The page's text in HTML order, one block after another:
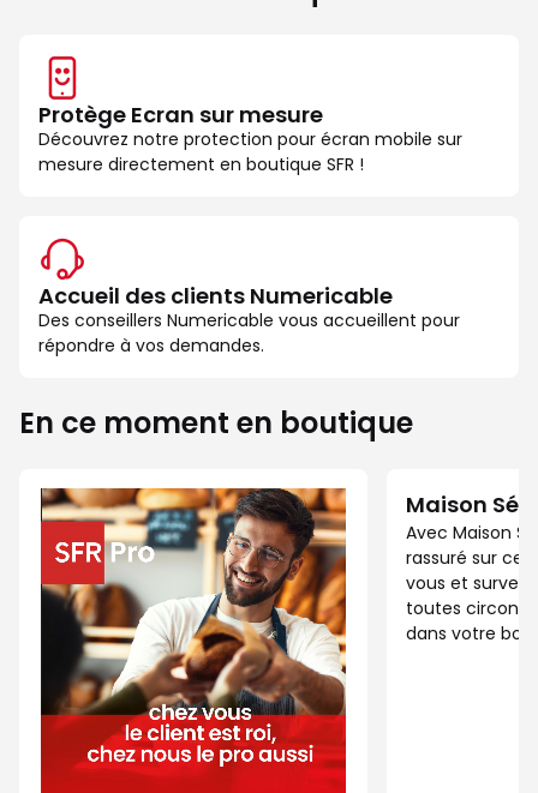
Protège Ecran sur mesure
Découvrez notre protection pour écran mobile sur
mesure directement en boutique SFR !
Accueil des clients Numericable
Des conseillers Numericable vous accueillent pour
répondre à vos demandes.
En ce moment en boutique
Maison
Avec Maison
rassuré sur ce
vous et
toutes
dans votre